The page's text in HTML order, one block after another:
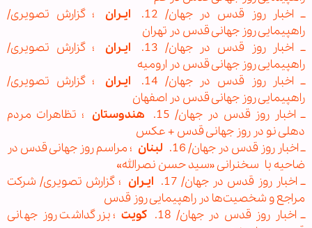
ــ اخبار روز قدس در جهان/ 12.
ایـران ؛ گزارش تصویری/
راهپیمایی روز جهانی قدس در تهران
ــ اخبار روز قدس در جهان/ 13.
ایـران ؛ گزارش تصویری/
راهپیمایی روز جهانی قدس در ارومیه
ــ اخبار روز قدس در جهان/ 14.
ایـران ؛ گزارش تصویری/
راهپیمایی روز جهانی قدس در اصفهان
ــ اخبار روز قدس در جهان/ 15.
هندوستان ؛ تظاهرات مردم
دهلی نو در روز جهانی قدس + عکس
ــ اخبار روز قدس در جهان/ 16.
لبنان ؛ مراسم روز جهانی قدس در
ضاحیه با سخنرانی «سید حسن نصرالله»
ــ اخبار روز قدس در جهان/ 17.
ایـران ؛ گزارش تصویری/ شرکت
مراجع و شخصیت‌ها در راهپیمایی روز قدس
ــ اخبار روز قدس در جهان/ 18.
کویت ؛ بزرگداشت روز جهانی